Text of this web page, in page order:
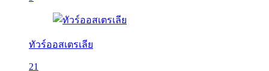
ทัวร์ออสเตรเลีย
21